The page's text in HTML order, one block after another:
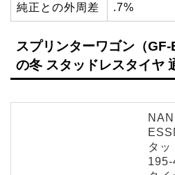
純正との外周差 .7%
スプリンターワゴン（
の冬 スタッドレスタイヤ
タ